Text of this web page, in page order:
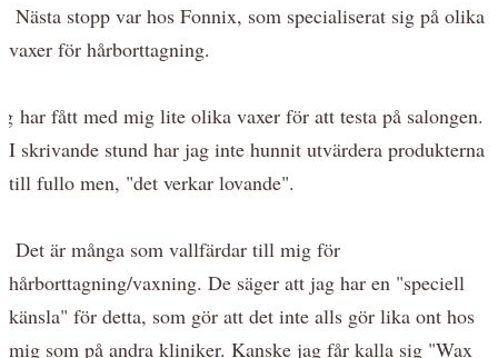
Nästa stopp var hos Fonnix, som specialiserat sig på olika
vaxer för hårborttagning.
har fått med mig lite olika vaxer för att testa på salongen.
I skrivande stund har jag inte hunnit utvärdera produkterna
till fullo men, "det verkar lovande".
Det är många som vallfärdar till mig för
hårborttagning/vaxning. De säger att jag har en "speciell
känsla" för detta, som gör att det inte alls gör lika ont hos
mig som på andra kliniker. Kanske jag får kalla sig "Wax